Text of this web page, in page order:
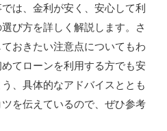
は、金利が安く、安心して利
び方を詳しく解説します。さ
おきたい注意点についてもわ
てローンを利用する方でも安
、具体的なアドバイスととも
を伝えているので、ぜひ参考